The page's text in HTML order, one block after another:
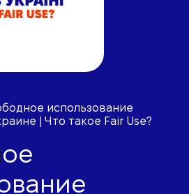
использование
| Что такое Fair Use?